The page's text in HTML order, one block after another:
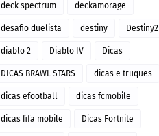
deck spectrum deckamorage
desafio duelista destiny Destiny2
diablo 2 Diablo IV Dicas
DICAS BRAWL STARS dicas e truques
dicas efootball dicas fcmobile
dicas fifa mobile Dicas Fortnite